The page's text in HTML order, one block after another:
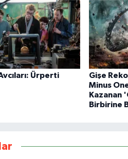
Ürperti
Gişe
Minus
Kazanan
Birbirine